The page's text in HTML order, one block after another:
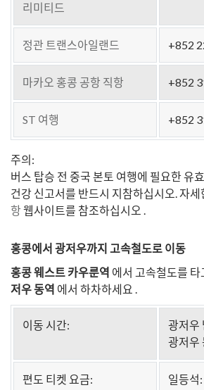
리미티드
정관 트랜스아일랜드 +852
마카오 홍콩 공항 직항 +852
ST 여행 +852
주의:
버스 탑승 전 중국 본토 여행에 필요한 유
건강 신고서를 반드시 지참하십시오. 자세
항 웹사이트를 참조하십시오 .
홍콩에서 광저우까지 고속철도로 이동
홍콩 웨스트 카우룬역 에서 고속철도를 타
저우 동역 에서 하차하세요 .
이동 시간:
광저우
광저우
편도 티켓 요금:
일등석